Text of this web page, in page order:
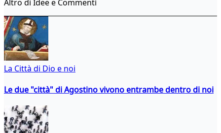
Altro di Idee e Commenti
La Città di Dio e noi
Le due "città" di Agostino vivono entrambe dentro di noi